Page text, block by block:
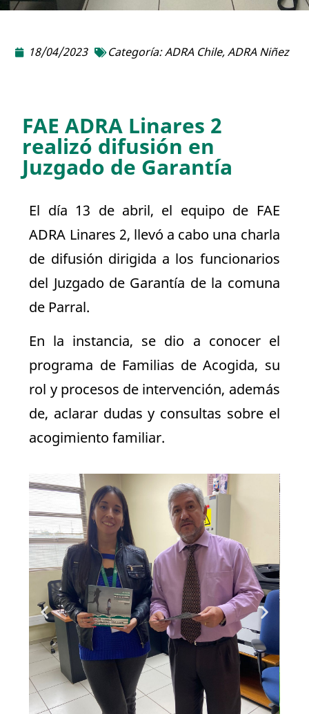
18/04/2023 Categoría:ADRA Chile,ADRA Niñez
FAE ADRA Linares 2
realizó difusión en
Juzgado de Garantía
El día 13 de abril, el equipo de FAE
ADRA Linares 2, llevó a cabo una charla
de difusión dirigida a los funcionarios
del Juzgado de Garantía de la comuna
de Parral.
En la instancia, se dio a conocer el
programa de Familias de Acogida, su
rol y procesos de intervención, además
de, aclarar dudas y consultas sobre el
acogimiento familiar.